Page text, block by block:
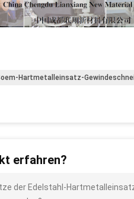
Hartmetalleinsatz-
erfahren?
der Edelstahl-